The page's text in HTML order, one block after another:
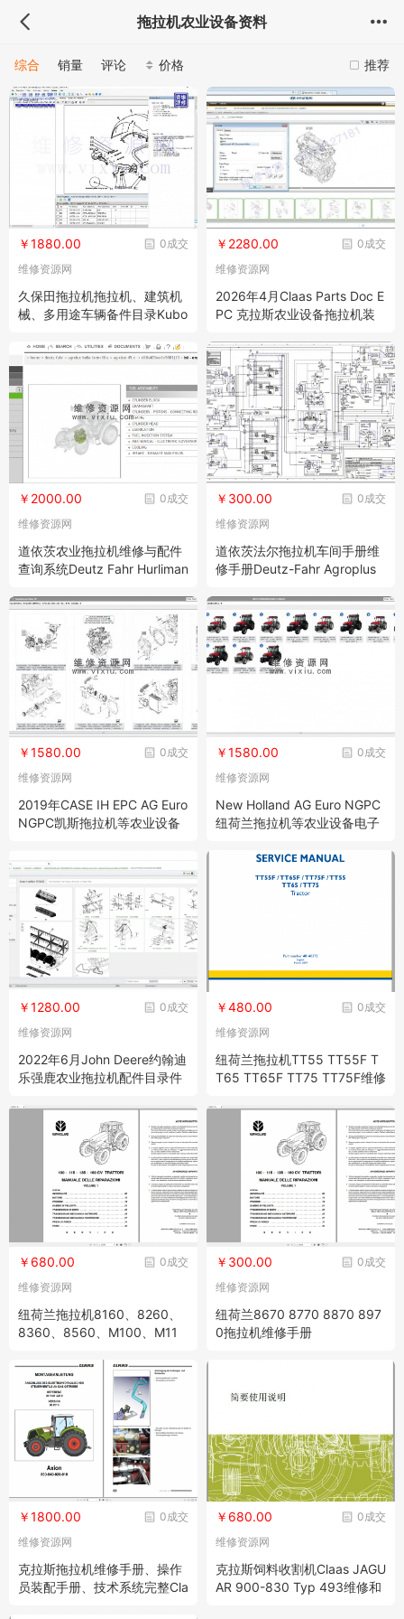
拖拉机农业设备资料
推荐
综合 销量 评论 价格
0成交
￥1880.00
维修资源网
久保田拖拉机拖拉机、建筑机
械、多用途车辆备件目录Kubo
0成交
￥2280.00
维修资源网
2026年4月Claas Parts Doc E
PC 克拉斯农业设备拖拉机装
0成交
￥2000.00
维修资源网
道依茨农业拖拉机维修与配件
查询系统Deutz Fahr Hurliman
rts + Service
0成交
￥300.00
维修资源网
道依茨法尔拖拉机车间手册维
修手册Deutz-Fahr Agroplus
0成交
￥1580.00
维修资源网
2019年CASE IH EPC AG Euro
NGPC凯斯拖拉机等农业设备
0成交
￥1580.00
维修资源网
New Holland AG Euro NGPC
纽荷兰拖拉机等农业设备电子
0成交
￥1280.00
维修资源网
2022年6月John Deere约翰迪
乐强鹿农业拖拉机配件目录件
0成交
￥480.00
维修资源网
纽荷兰拖拉机TT55 TT55F T
T65 TT65F TT75 TT75F维修
0成交
￥680.00
维修资源网
纽荷兰拖拉机8160、8260、
8360、8560、M100、M11
0成交
￥300.00
维修资源网
纽荷兰8670 8770 8870 897
0拖拉机维修手册
0成交
￥1800.00
维修资源网
克拉斯拖拉机维修手册、操作
员装配手册、技术系统完整Cla
0成交
￥680.00
维修资源网
克拉斯饲料收割机Claas JAGU
AR 900-830 Typ 493维修和